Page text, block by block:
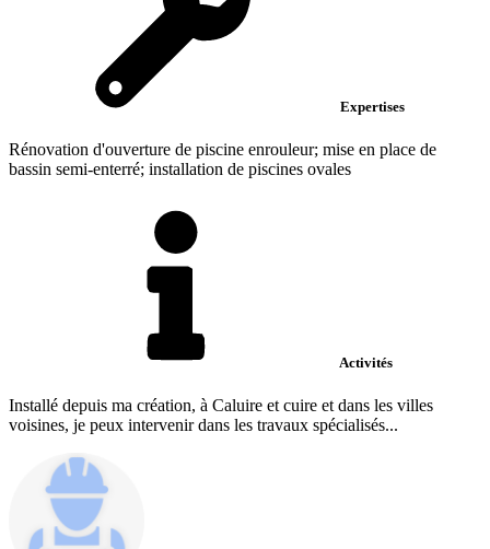
Expertises
Rénovation d'ouverture de piscine enrouleur; mise en place de
bassin semi-enterré; installation de piscines ovales
Activités
Installé depuis ma création, à Caluire et cuire et dans les villes
voisines, je peux intervenir dans les travaux spécialisés...